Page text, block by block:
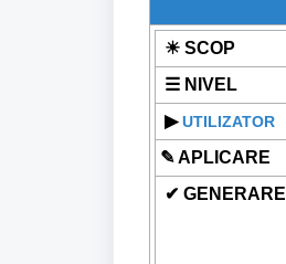
☀ SCOP
☰ NIVEL
▶ UTILIZATOR
✎ APLICARE
✔ GENERARE